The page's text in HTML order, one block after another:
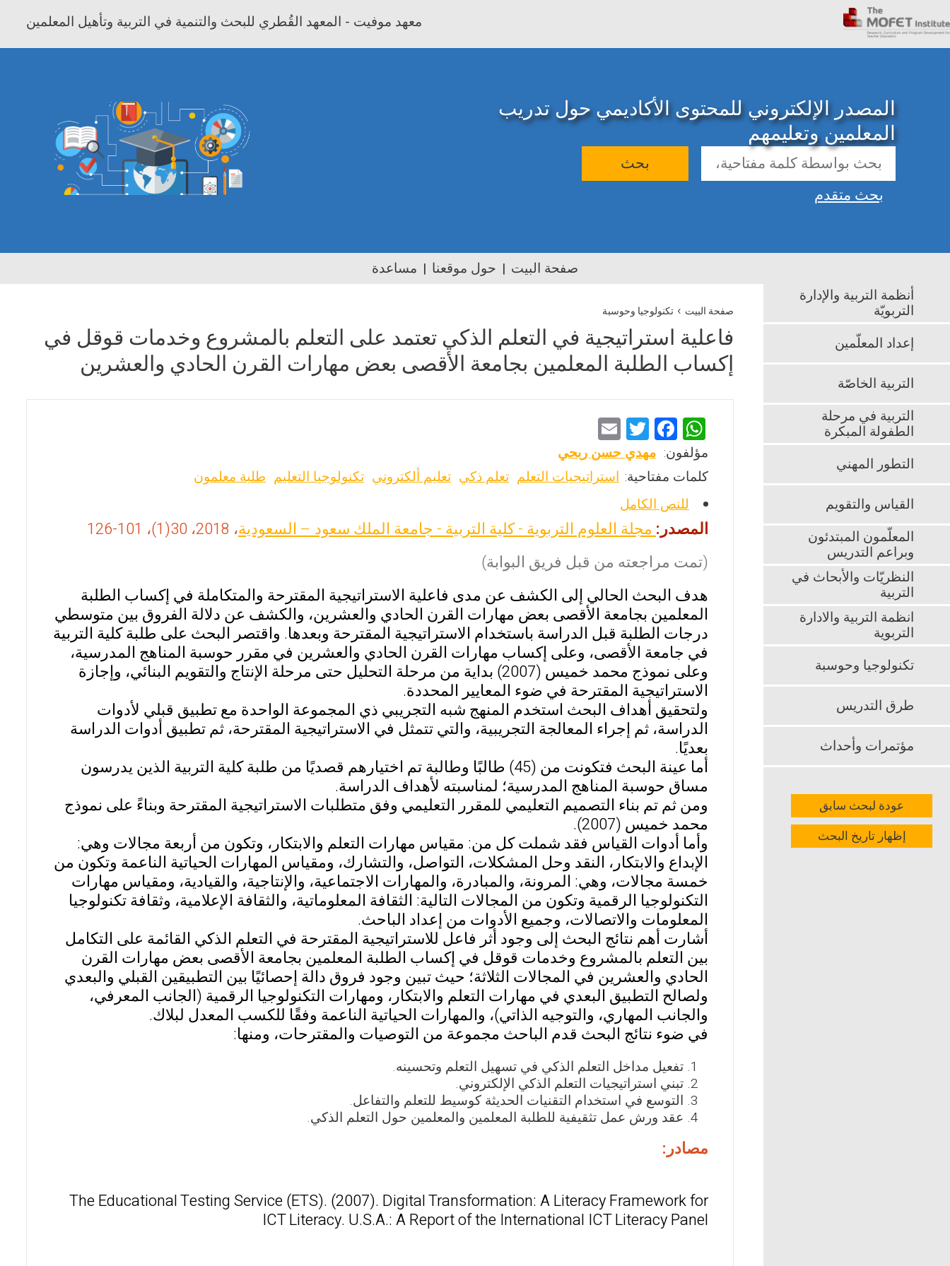
معهد موفيت - المعهد القُطري للبحث والتنمية في التربية وتأهيل المعلمين
المصدر الإلكتروني للمحتوى الأكاديمي حول تدريب
المعلمين وتعليمهم
بحث
بحث متقدم
صفحة البيت حول موقعنا مساعدة
صفحة البيت › تكنولوجيا وحوسبة
فاعلية استراتيجية في التعلم الذكي تعتمد على التعلم بالمشروع وخدمات قوقل في
إكساب الطلبة المعلمين بجامعة الأقصى بعض مهارات القرن الحادي والعشرين
W
h
at
s
A
p
p
F
a
ce
b
o
o
k
T
wi
tt
m
ai
مؤلفون: مهدي حسن ربحي
كلمات مفتاحية: استراتيجيات التعلم تعلم ذكي تعليم ألكتروني تكنولوجيا التعليم طلبة معلمون
للنص الكامل
المصدر: مجلة العلوم التربوية - كلية التربية - جامعة الملك سعود – السعودية، 2018، 30(1)، 101-126
(تمت مراجعته من قبل فريق البوابة)
هدف البحث الحالي إلى الكشف عن مدى فاعلية الاستراتيجية المقترحة والمتكاملة في إكساب الطلبة
المعلمين بجامعة الأقصى بعض مهارات القرن الحادي والعشرين، والكشف عن دلالة الفروق بين متوسطي
درجات الطلبة قبل الدراسة باستخدام الاستراتيجية المقترحة وبعدها. واقتصر البحث على طلبة كلية التربية
في جامعة الأقصى، وعلى إكساب مهارات القرن الحادي والعشرين في مقرر حوسبة المناهج المدرسية،
وعلى نموذج محمد خميس (2007) بداية من مرحلة التحليل حتى مرحلة الإنتاج والتقويم البنائي، وإجازة
الاستراتيجية المقترحة في ضوء المعايير المحددة.
ولتحقيق أهداف البحث استخدم المنهج شبه التجريبي ذي المجموعة الواحدة مع تطبيق قبلي لأدوات
الدراسة، ثم إجراء المعالجة التجريبية، والتي تتمثل في الاستراتيجية المقترحة، ثم تطبيق أدوات الدراسة
بعديًا.
أما عينة البحث فتكونت من (45) طالبًا وطالبة تم اختيارهم قصديًا من طلبة كلية التربية الذين يدرسون
مساق حوسبة المناهج المدرسية؛ لمناسبته لأهداف الدراسة.
ومن ثم تم بناء التصميم التعليمي للمقرر التعليمي وفق متطلبات الاستراتيجية المقترحة وبناءً على نموذج
محمد خميس (2007).
وأما أدوات القياس فقد شملت كل من: مقياس مهارات التعلم والابتكار، وتكون من أربعة مجالات وهي:
الإبداع والابتكار، النقد وحل المشكلات، التواصل، والتشارك، ومقياس المهارات الحياتية الناعمة وتكون من
خمسة مجالات، وهي: المرونة، والمبادرة، والمهارات الاجتماعية، والإنتاجية، والقيادية، ومقياس مهارات
التكنولوجيا الرقمية وتكون من المجالات التالية: الثقافة المعلوماتية، والثقافة الإعلامية، وثقافة تكنولوجيا
المعلومات والاتصالات، وجميع الأدوات من إعداد الباحث.
أشارت أهم نتائج البحث إلى وجود أثر فاعل للاستراتيجية المقترحة في التعلم الذكي القائمة على التكامل
بين التعلم بالمشروع وخدمات قوقل في إكساب الطلبة المعلمين بجامعة الأقصى بعض مهارات القرن
الحادي والعشرين في المجالات الثلاثة؛ حيث تبين وجود فروق دالة إحصائيًا بين التطبيقين القبلي والبعدي
ولصالح التطبيق البعدي في مهارات التعلم والابتكار، ومهارات التكنولوجيا الرقمية (الجانب المعرفي،
والجانب المهاري، والتوجيه الذاتي)، والمهارات الحياتية الناعمة وفقًا للكسب المعدل لبلاك.
في ضوء نتائج البحث قدم الباحث مجموعة من التوصيات والمقترحات، ومنها:
تفعيل مداخل التعلم الذكي في تسهيل التعلم وتحسينه.
تبني استراتيجيات التعلم الذكي الإلكتروني.
التوسع في استخدام التقنيات الحديثة كوسيط للتعلم والتفاعل.
عقد ورش عمل تثقيفية للطلبة المعلمين والمعلمين حول التعلم الذكي.
مصادر:
The Educational Testing Service (ETS). (2007). Digital Transformation: A Literacy Framework for
ICT Literacy. U.S.A.: A Report of the International ICT Literacy Panel
أنظمة التربية والإدارة
التربويّة
إعداد المعلّمين
التربية الخاصّة
التربية في مرحلة
الطفولة المبكرة
التطور المهني
القياس والتقويم
المعلّمون المبتدئون
وبراعم التدريس
النظريّات والأبحاث في
التربية
انظمة التربية والادارة
التربوية
تكنولوجيا وحوسبة
طرق التدريس
مؤتمرات وأحداث
عودة لبحث سابق
إظهار تاريخ البحث